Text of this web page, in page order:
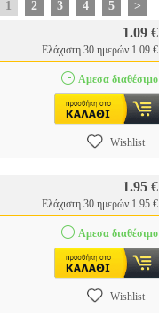
1 2 3 4 5
>
1.09 €
Ελάχιστη 30 ημερών 1.09 €
Αμεσα διαθέσιμο
Wishlist
1.95 €
Ελάχιστη 30 ημερών 1.95 €
Αμεσα διαθέσιμο
Wishlist